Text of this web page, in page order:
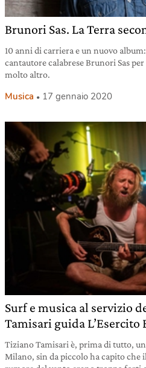
Brunori Sas. La Terra
10 anni di carriera e un nuovo
cantautore calabrese Brunori Sas
molto altro.
Musica 17 gennaio 2020
Surf e musica al servizio
Tamisari guida L’Esercito
Tiziano Tamisari è, prima di tutto,
Milano, sin da piccolo ha capito che